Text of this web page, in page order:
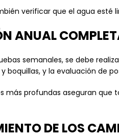
verificar que el agua esté
ANUAL
semanales, se debe
boquillas, y la evaluación de
más profundas aseguran
DE LOS